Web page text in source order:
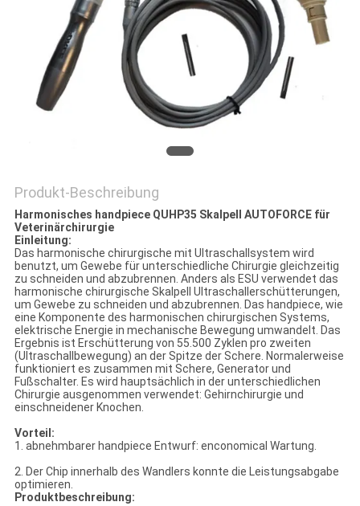
PRIVACY
POLICY
Produkt-Beschreibung
Harmonisches handpiece QUHP35 Skalpell AUTOFORCE für
Veterinärchirurgie
Einleitung:
Das harmonische chirurgische mit Ultraschallsystem wird
benutzt, um Gewebe für unterschiedliche Chirurgie gleichzeitig
zu schneiden und abzubrennen. Anders als ESU verwendet das
harmonische chirurgische Skalpell Ultraschallerschütterungen,
um Gewebe zu schneiden und abzubrennen. Das handpiece, wie
eine Komponente des harmonischen chirurgischen Systems,
elektrische Energie in mechanische Bewegung umwandelt. Das
Ergebnis ist Erschütterung von 55.500 Zyklen pro zweiten
(Ultraschallbewegung) an der Spitze der Schere. Normalerweise
funktioniert es zusammen mit Schere, Generator und
Fußschalter. Es wird hauptsächlich in der unterschiedlichen
Chirurgie ausgenommen verwendet: Gehirnchirurgie und
einschneidener Knochen.
Vorteil:
1. abnehmbarer handpiece Entwurf: enconomical Wartung.
2. Der Chip innerhalb des Wandlers konnte die Leistungsabgabe
optimieren.
Produktbeschreibung: